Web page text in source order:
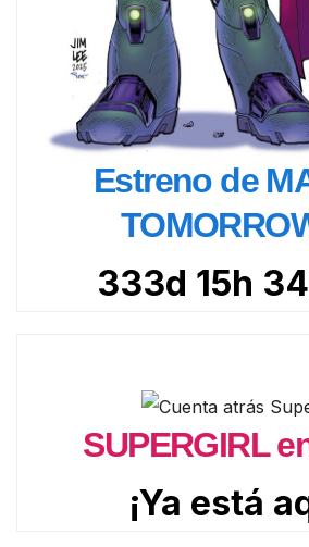
Estreno de
333d 15h
SUPERGIRL
¡Ya está